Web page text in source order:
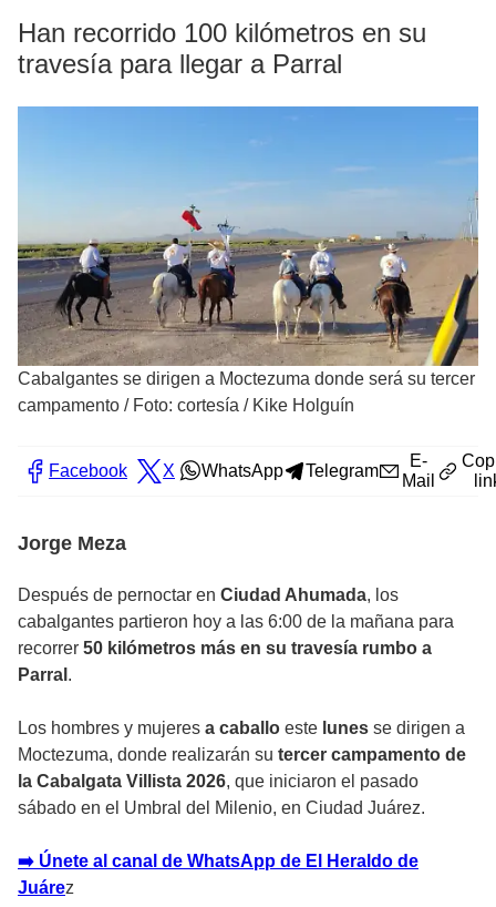
Han recorrido 100 kilómetros en su
travesía para llegar a Parral
Cabalgantes se dirigen a Moctezuma donde será su tercer
campamento / Foto: cortesía / Kike Holguín
Facebook X WhatsApp Telegram
E-
Mail
Jorge Meza
Después de pernoctar en Ciudad Ahumada, los
cabalgantes partieron hoy a las 6:00 de la mañana para
recorrer 50 kilómetros más en su travesía rumbo a
Parral .
Los hombres y mujeres a caballo este lunes se dirigen a
Moctezuma, donde realizarán su tercer campamento de
la Cabalgata Villista 2026, que iniciaron el pasado
sábado en el Umbral del Milenio, en Ciudad Juárez.
➡️ Únete al canal de WhatsApp de El Heraldo de
Juárez